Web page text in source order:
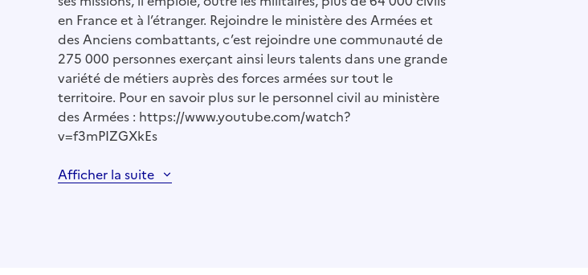
en France et à l’étranger. Rejoindre le ministère des Armées et
des Anciens combattants, c’est rejoindre une communauté de
275 000 personnes exerçant ainsi leurs talents dans une grande
variété de métiers auprès des forces armées sur tout le
territoire. Pour en savoir plus sur le personnel civil au ministère
des Armées : https://www.youtube.com/watch?
v=f3mPIZGXkEs
Afficher la suite